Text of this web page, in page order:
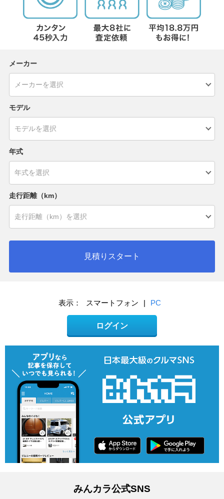
メーカー
モデル
年式
走行距離（km）
見積りスタート
表示： スマートフォン | PC
ログイン
みんカラ公式SNS